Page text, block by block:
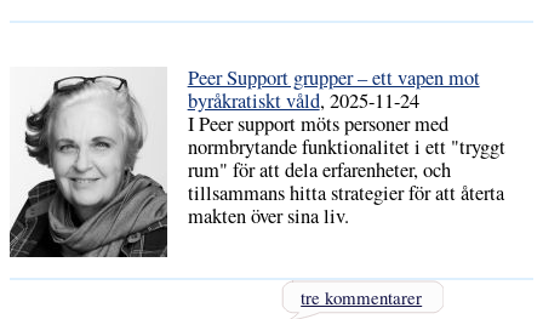
Peer Support grupper – ett vapen mot
byråkratiskt våld, 2025-11-24
I Peer support möts personer med
normbrytande funktionalitet i ett "tryggt
rum" för att dela erfarenheter, och
tillsammans hitta strategier för att återta
makten över sina liv.
tre kommentarer